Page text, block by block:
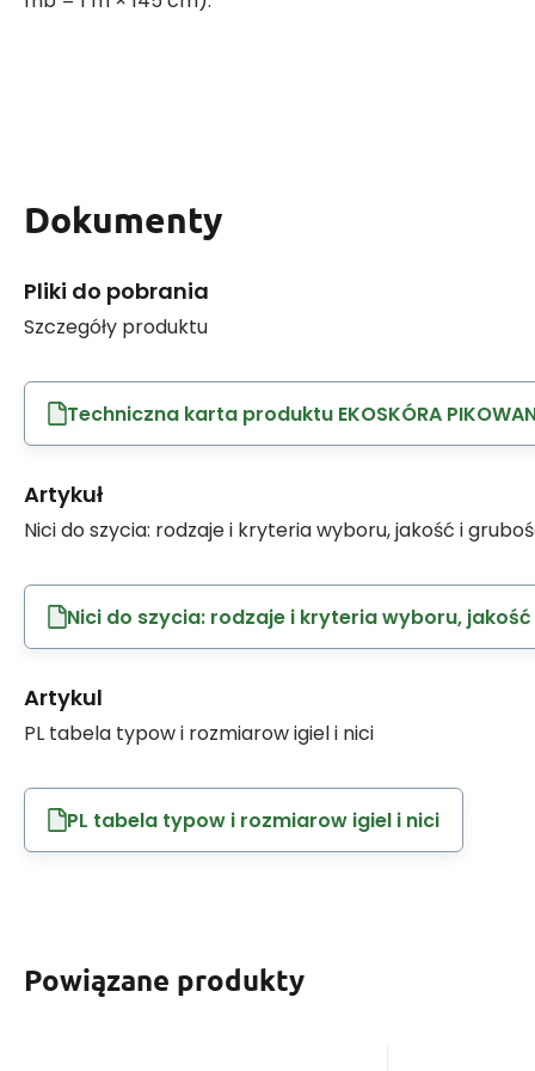
Dokumenty
Pliki do pobrania
Szczegóły produktu
Techniczna karta produktu EKOSKÓRA
Artykuł
Nici do szycia: rodzaje i kryteria wyboru, jakość i
Nici do szycia: rodzaje i kryteria wyboru,
Artykul
PL tabela typow i rozmiarow igiel i nici
PL tabela typow i rozmiarow igiel i nici
Powiązane produkty